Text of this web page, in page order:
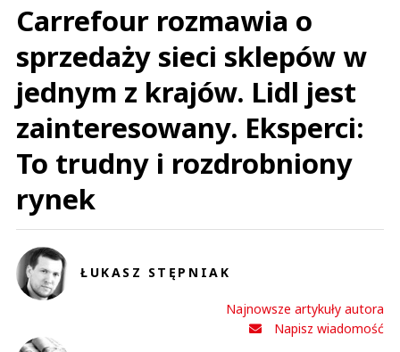
Carrefour rozmawia o
sprzedaży sieci sklepów w
jednym z krajów. Lidl jest
zainteresowany. Eksperci:
To trudny i rozdrobniony
rynek
ŁUKASZ STĘPNIAK
Najnowsze artykuły autora
Napisz wiadomość